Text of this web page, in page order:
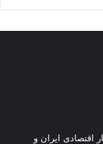
اقتصادی ایران و